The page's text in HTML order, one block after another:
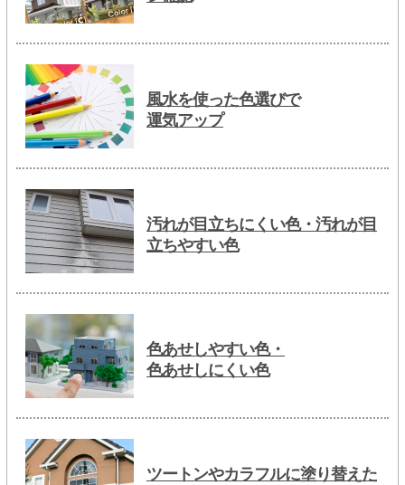
風水を使った色選びで
運気アップ
汚れが目立ちにくい色・汚れが目
立ちやすい色
色あせしやすい色・
色あせしにくい色
ツートンやカラフルに塗り替えた